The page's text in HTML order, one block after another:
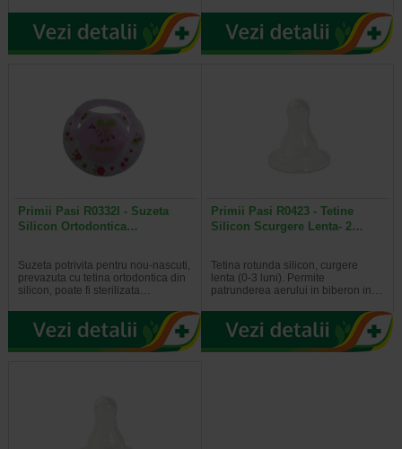
Primii Pasi R0332I - Suzeta
Silicon Ortodontica…
Suzeta potrivita pentru nou-nascuti,
prevazuta cu tetina ortodontica din
silicon, poate fi sterilizata…
Primii Pasi R0423 - Tetine
Silicon Scurgere Lenta- 2…
Tetina rotunda silicon, curgere
lenta (0-3 luni). Permite
patrunderea aerului in biberon in…